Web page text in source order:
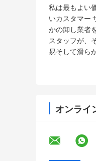
私は最もよい
いカスタマー
かの卸し業者
スタッフが、
易そして滑ら
オンライ